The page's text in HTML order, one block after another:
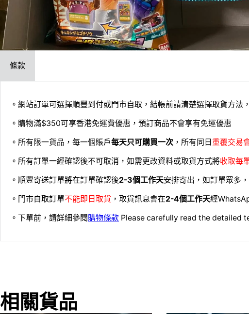
條款
。網站訂單可選擇順豐到付或門市自取，結帳前請清楚選擇取貨方法
。購物滿$350可享香港免運費優惠，預訂商品不會享有免運優惠
。所有限一貨品，每一個賬戶每天只可購買一次 ，所有同日 重覆交易
。所有訂單一經確認後不可取消，如需更改資料或取貨方式將收取每
。順豐寄送訂單將在訂單確認後2-3個工作天安排寄出，如訂單眾多
。門市自取訂單不能即日取貨 ，取貨訊息會在2-4個工作天經
。下單前，請詳細參閱購物條款 Please carefully read the detailed
相關貨品